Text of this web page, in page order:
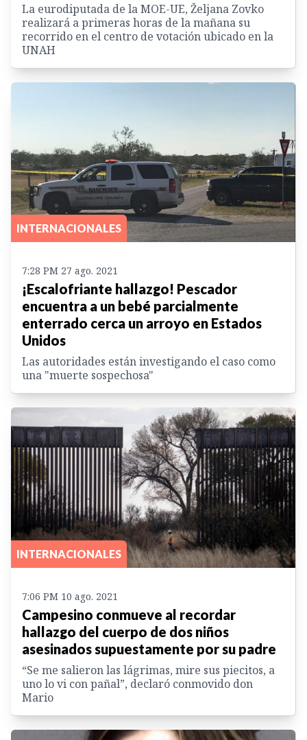
La eurodiputada de la MOE-UE, Željana Zovko
realizará a primeras horas de la mañana su
recorrido en el centro de votación ubicado en la
UNAH
INTERNACIONALES
7:28 PM 27 ago. 2021
¡Escalofriante hallazgo! Pescador
encuentra a un bebé parcialmente
enterrado cerca un arroyo en Estados
Unidos
Las autoridades están investigando el caso como
una "muerte sospechosa"
INTERNACIONALES
7:06 PM 10 ago. 2021
Campesino conmueve al recordar
hallazgo del cuerpo de dos niños
asesinados supuestamente por su padre
“Se me salieron las lágrimas, mire sus piecitos, a
uno lo vi con pañal”, declaró conmovido don
Mario